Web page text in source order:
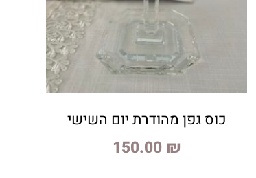
כוס גפן מהודרת יום השישי
150.00 ₪